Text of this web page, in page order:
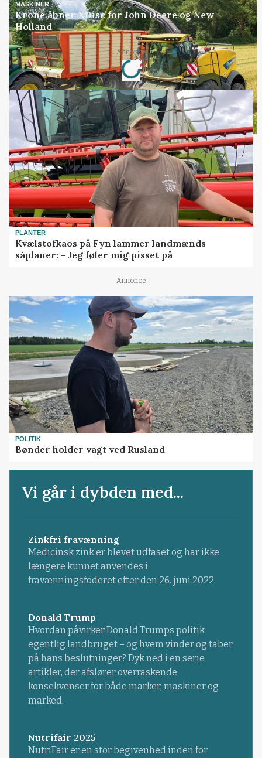
MASKINER
Krone åbner XDisc for John Deere og New
Holland
Annonce
Loading...
PLANTER
Kvælstofkaos på Fyn lammer landmænds
såplaner: - Jeg føler mig pisset på
Annonce
POLITIK
Bønder holder vagt ved Rusland
Vi går i dybden med...
Zinkfri fravænning
Medicinsk zink er blevet udfaset og har ikke
længere kunnet anvendes i
fravænningsfoderet efter den 26. juni 2022.
Donald Trump
Hvordan påvirker Donald Trumps politik
egentlig landbruget – og hvem vinder og taber
på hans beslutninger? Dyk ned i en serie
artikler, der afslører overraskende
konsekvenser for både marker, maskiner og
marked.
Nutrifair 2025
NutriFair er en stor begivenhed inden for